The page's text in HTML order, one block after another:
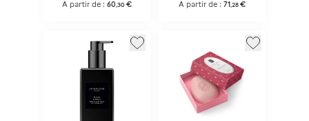
A partir de : 60 30 € A partir de :71 ,28 €